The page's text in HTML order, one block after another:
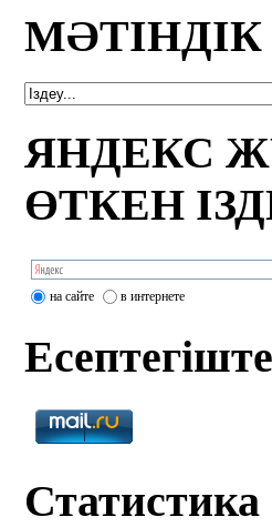
ЯНДЕКС
ӨТКЕН
на сайте в интернете
Статистика